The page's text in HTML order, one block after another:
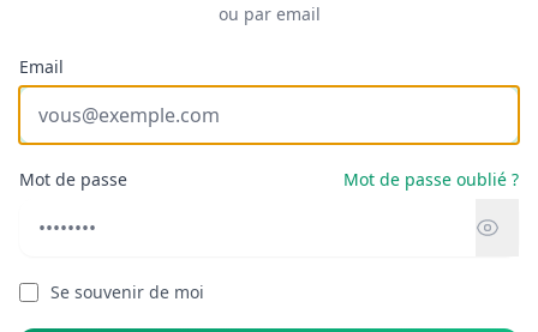
ou par email
Email
Mot de passe Mot de passe oublié ?
Se souvenir de moi